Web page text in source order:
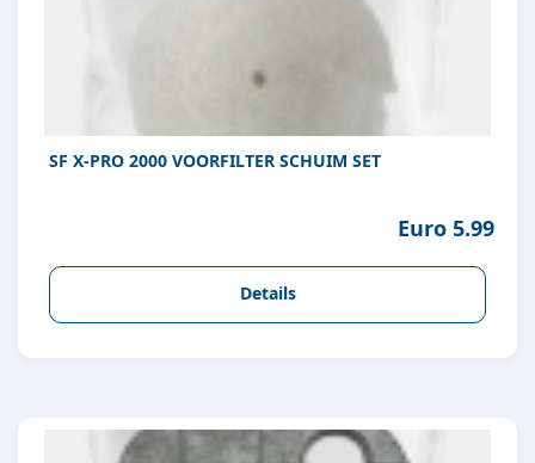
SF X-PRO 2000 VOORFILTER SCHUIM SET
Euro 5.99
Details